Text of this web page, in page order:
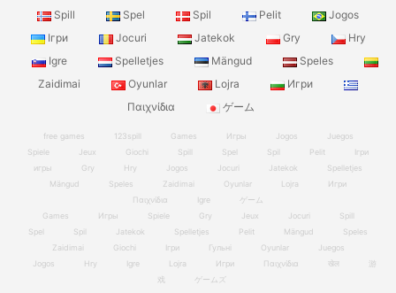
Spill
Spel Spil Pelit
Jogos
Ігри
Jocuri Jatekok Gry
Hry
Igre
Spelletjes Mängud
Speles
Zaidimai
Oyunlar Lojra
Игри
Παιχνίδια
ゲーム
free games 123spill Games Игры Jogos
Juegos
Spiele
Jeux Giochi Spill Spel Spil Pelit
Ігри
игры
Gry Hry Jogos Jocuri Jatekok
Spelletjes
Mängud
Speles Zaidimai Oyunlar Lojra
Игри
Παιχνίδια
Igre
ゲーム
Games
Игры Spiele Gry Jeux Jocuri
Spill
Spel
Spil Jatekok Spelletjes Pelit Mängud
Speles
Zaidimai
Giochi Ігри Гульні Oyunlar
Juegos
Jogos
Hry Igre Lojra Игри Παιχνίδια खेल
游
戏
ゲームズ